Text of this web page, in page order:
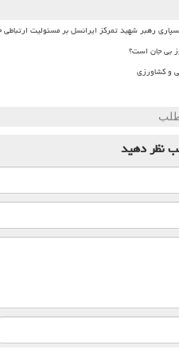
رهبر شهید تمرکز ایرانسل بر مسئولیت
بی جان است؟
و کشاورزی
نظر دهید